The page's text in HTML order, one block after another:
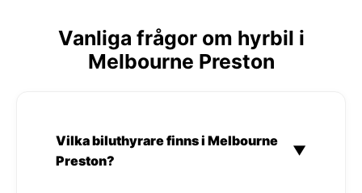
Vanliga frågor om hyrbil i
Melbourne Preston
Vilka biluthyrare finns i Melbourne
Preston?
▼